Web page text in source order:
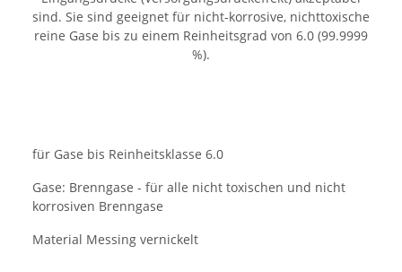
sind. Sie sind geeignet für nicht-korrosive, nichttoxische
reine Gase bis zu einem Reinheitsgrad von 6.0 (99.9999
%).
für Gase bis Reinheitsklasse 6.0
Gase: Brenngase - für alle nicht toxischen und nicht
korrosiven Brenngase
Material Messing vernickelt